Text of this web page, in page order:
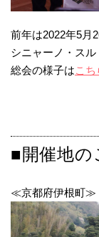
前年は2022年5月
シニャーノ・スル
総会の様子はこち
■開催地の
≪京都府伊根町≫